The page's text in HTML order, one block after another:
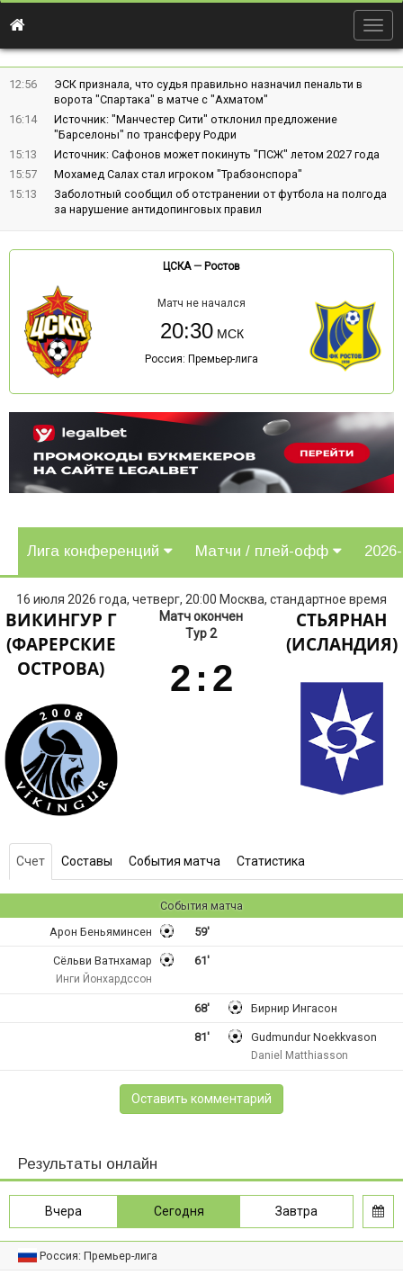
12:56
ЭСК признала, что судья правильно назначил пенальти в
ворота "Спартака" в матче с "Ахматом"
16:14
Источник: "Манчестер Сити" отклонил предложение
"Барселоны" по трансферу Родри
15:13
Источник: Сафонов может покинуть "ПСЖ" летом 2027 года
15:57
Мохамед Салах стал игроком "Трабзонспора"
15:13
Заболотный сообщил об отстранении от футбола на полгода
за нарушение антидопинговых правил
ЦСКА— Ростов
Матч не начался
20:30
Россия: Премьер-лига
Лига конференций Матчи / плей-офф
16 июля 2026 года, четверг, 20:00 Москва, стандартное время
ВИКИНГУР Г
(ФАРЕРСКИЕ
ОСТРОВА)
Матч окончен
Тур 2
2 : 2
СТЬЯРНАН
(ИСЛАНДИЯ)
Счет Составы События матча Статистика
События матча
59'
Арон Беньяминсен
61'
Сёльви Ватнхамар
Инги Йонхардссон
68' Бирнир Ингасон
81' Gudmundur Noekkvason
Daniel Matthiasson
Оставить комментарий
Результаты онлайн
Вчера Сегодня Завтра
Россия: Премьер-лига